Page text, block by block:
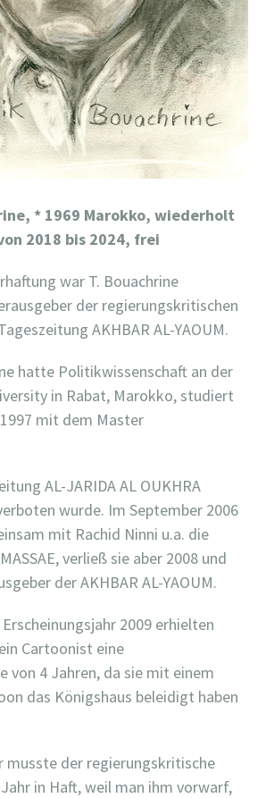
* 1969 Marokko, wiederholt
2018 bis 2024, frei
war T. Bouachrine
der regierungskritischen
AKHBAR AL-YAOUM.
hatte Politikwissenschaft an der
in Rabat, Marokko, studiert
mit dem Master
AL-JARIDA AL OUKHRA
wurde. Im September 2006
mit Rachid Ninni u.a. die
verließ sie aber 2008 und
der AKHBAR AL-YAOUM.
2009 erhielten
Cartoonist eine
von 4 Jahren, da sie mit einem
das Königshaus beleidigt haben
musste der regierungskritische
in Haft, weil man ihm vorwarf,